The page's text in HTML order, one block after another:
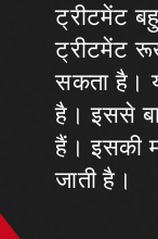
ट्रीटमेंट
ट्रीटमेंट
सकता है।
है। इससे
हैं। इसकी
जाती है।